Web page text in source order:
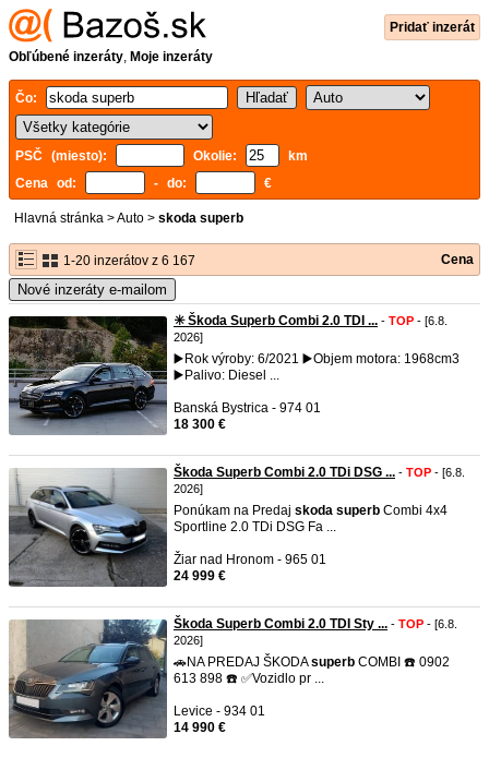
Pridať inzerát
Obľúbené inzeráty, Moje inzeráty
Čo:
PSČ (miesto): Okolie:
km
Cena od:
- do: €
Hlavná stránka >Auto > skoda superb
1-20 inzerátov z 6 167 Cena
Nové inzeráty e-mailom
✳️ Škoda Superb Combi 2.0 TDI ... - TOP - [6.8.
2026]
▶️Rok výroby: 6/2021 ▶️Objem motora: 1968cm3
▶️Palivo: Diesel ...
Banská Bystrica - 974 01
18 300 €
Škoda Superb Combi 2.0 TDi DSG ... - TOP - [6.8.
2026]
Ponúkam na Predaj skoda superb Combi 4x4
Sportline 2.0 TDi DSG Fa ...
Žiar nad Hronom - 965 01
24 999 €
Škoda Superb Combi 2.0 TDI Sty ... - TOP - [6.8.
2026]
🚗NA PREDAJ ŠKODAsuperb COMBI ☎️ 0902
613 898 ☎️ ✅Vozidlo pr ...
Levice - 934 01
14 990 €